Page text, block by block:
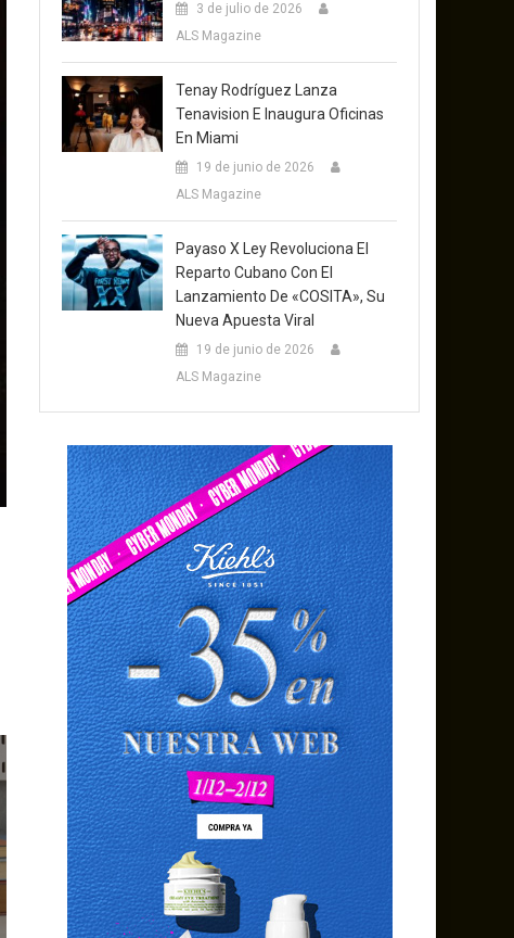
3 de julio de 2026
ALS Magazine
Tenay Rodríguez Lanza
Tenavision E Inaugura Oficinas
En Miami
19 de junio de 2026
ALS Magazine
Payaso X Ley Revoluciona El
Reparto Cubano Con El
Lanzamiento De «COSITA», Su
Nueva Apuesta Viral
19 de junio de 2026
ALS Magazine